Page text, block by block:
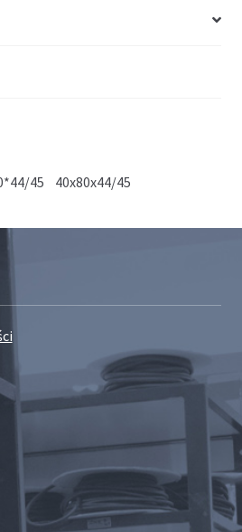
45 40x80x44/45